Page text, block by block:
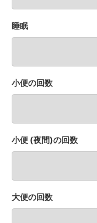
睡眠
小便の回数
小便 (夜間)の回数
大便の回数